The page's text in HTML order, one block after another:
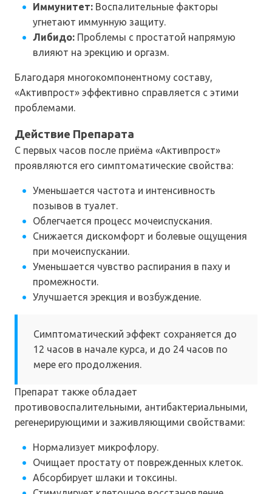
Иммунитет: Воспалительные факторы
угнетают иммунную защиту.
Либидо: Проблемы с простатой напрямую
влияют на эрекцию и оргазм.
Благодаря многокомпонентному составу,
«Активпрост» эффективно справляется с этими
проблемами.
Действие Препарата
С первых часов после приёма «Активпрост»
проявляются его симптоматические свойства:
Уменьшается частота и интенсивность
позывов в туалет.
Облегчается процесс мочеиспускания.
Снижается дискомфорт и болевые ощущения
при мочеиспускании.
Уменьшается чувство распирания в паху и
промежности.
Улучшается эрекция и возбуждение.
Симптоматический эффект сохраняется до
12 часов в начале курса, и до 24 часов по
мере его продолжения.
Препарат также обладает
противовоспалительными, антибактериальными,
регенерирующими и заживляющими свойствами:
Нормализует микрофлору.
Очищает простату от поврежденных клеток.
Абсорбирует шлаки и токсины.